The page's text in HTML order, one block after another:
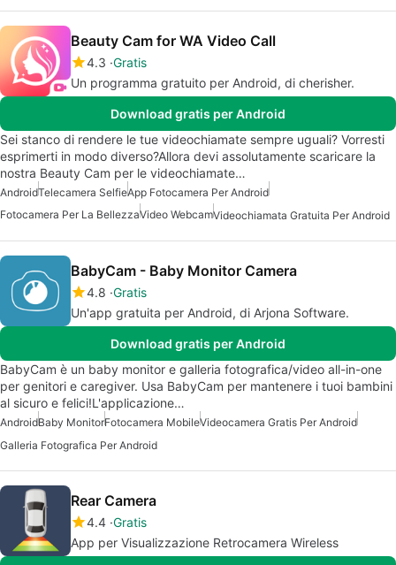
Beauty Cam for WA Video Call
4.3 Gratis
Un programma gratuito per Android, di cherisher.
Download gratis per Android
Sei stanco di rendere le tue videochiamate sempre uguali? Vorresti
esprimerti in modo diverso?Allora devi assolutamente scaricare la
nostra Beauty Cam per le videochiamate…
AndroidTelecamera SelfieApp Fotocamera Per Android
Fotocamera Per La BellezzaVideo WebcamVideochiamata Gratuita Per Android
BabyCam - Baby Monitor Camera
4.8 Gratis
Un'app gratuita per Android, di Arjona Software.
Download gratis per Android
BabyCam è un baby monitor e galleria fotografica/video all-in-one
per genitori e caregiver. Usa BabyCam per mantenere i tuoi bambini
al sicuro e felici!L'applicazione…
AndroidBaby MonitorFotocamera MobileVideocamera Gratis Per Android
Galleria Fotografica Per Android
Rear Camera
4.4 Gratis
App per Visualizzazione Retrocamera Wireless